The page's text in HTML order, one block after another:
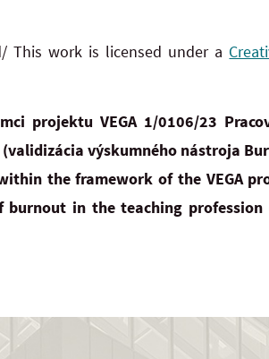
This work is licensed under a
projektu VEGA 1/0106/23
výskumného nástroja
the framework of the VEGA
burnout in the teaching